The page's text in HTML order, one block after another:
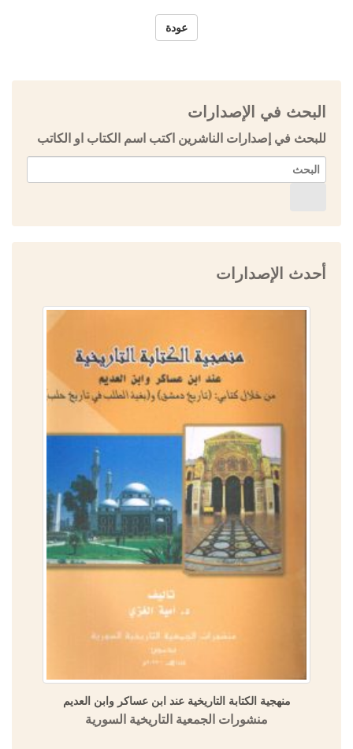
عودة
البحث في الإصدارات
للبحث في إصدارات الناشرين اكتب اسم الكتاب او الكاتب
أحدث الإصدارات
منهجية الكتابة التاريخية عند ابن عساكر وابن العديم
منشورات الجمعية التاريخية السورية